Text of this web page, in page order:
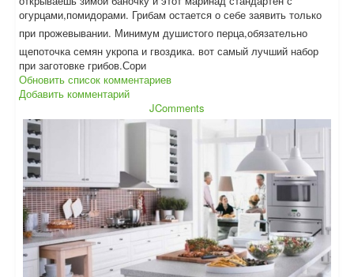
огурцами,помидорами. Грибам остается о себе заявить только
при прожевывании. Минимум душистого перца,обязательно
щепоточка семян укропа и гвоздика. вот самый лучший набор
при заготовке грибов.Сори
Обновить список комментариев
Добавить комментарий
JComments